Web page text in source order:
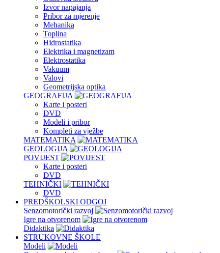
Izvor napajanja
Pribor za mjerenje
Mehanika
Toplina
Hidrostatika
Elektrika i magnetizam
Elektrostatika
Vakuum
Valovi
Geometrijska optika
GEOGRAFIJA
Karte i posteri
DVD
Modeli i pribor
Kompleti za vježbe
MATEMATIKA
GEOLOGIJA
POVIJEST
Karte i posteri
DVD
TEHNIČKI
DVD
PREDŠKOLSKI ODGOJ
Senzomotorički razvoj
Igre na otvorenom
Didaktika
STRUKOVNE ŠKOLE
Modeli